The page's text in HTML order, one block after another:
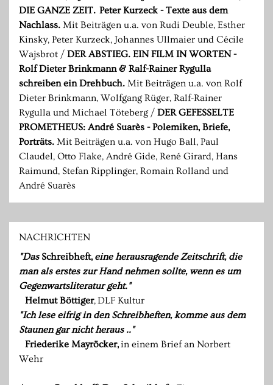
NACHRICHTEN
"Das Schreibheft,eine herausragende Zeitschrift, die
man als erstes zur Hand nehmen sollte, wenn es um
Gegenwartsliteratur geht."
Helmut Böttiger,DLF Kultur
"Ich lese eifrig in den Schreibheften, komme aus dem
Staunen gar nicht heraus .."
Friederike Mayröcker,in einem Brief an Norbert
Wehr
DIE GANZE ZEIT. Peter Kurzeck - Texte aus dem
Nachlass. Mit Beiträgen u.a. von Rudi Deuble, Esther
Kinsky, Peter Kurzeck, Johannes Ullmaier und Cécile
Wajsbrot / DER ABSTIEG. EIN FILM IN WORTEN -
Rolf Dieter Brinkmann & Ralf-Rainer Rygulla
schreiben ein Drehbuch. Mit Beiträgen u.a. von Rolf
Dieter Brinkmann, Wolfgang Rüger, Ralf-Rainer
Rygulla und Michael Töteberg / DER GEFESSELTE
PROMETHEUS: André Suarès - Polemiken, Briefe,
Porträts. Mit Beiträgen u.a. von Hugo Ball, Paul
Claudel, Otto Flake, André Gide, René Girard, Hans
Raimund, Stefan Ripplinger, Romain Rolland und
André Suarès